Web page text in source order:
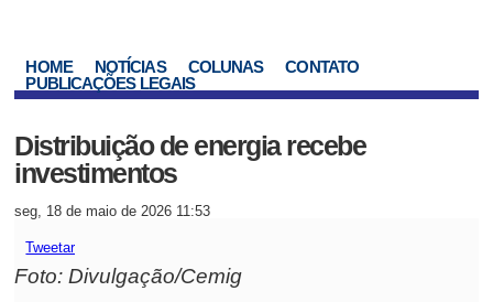
HOME NOTÍCIAS COLUNAS
CONTATO
PUBLICAÇÕES LEGAIS
Distribuição de energia recebe
investimentos
seg, 18 de maio de 2026 11:53
Tweetar
Foto: Divulgação/Cemig